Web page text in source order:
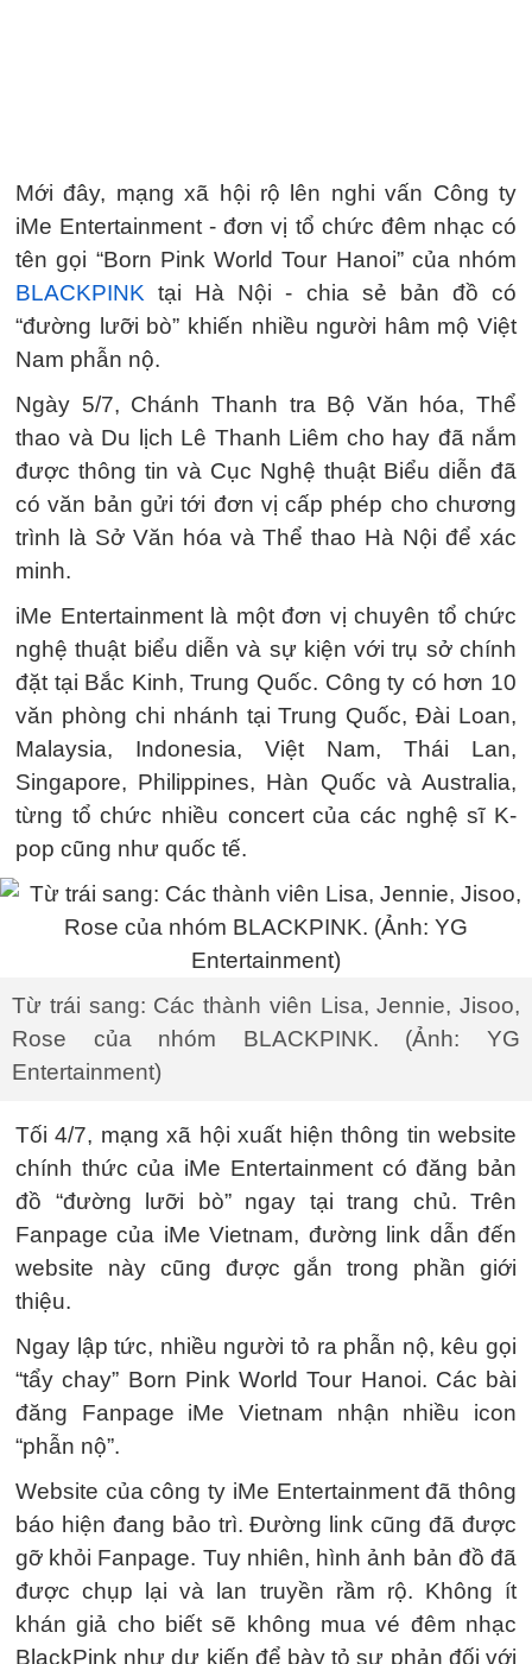
Mới đây, mạng xã hội rộ lên nghi vấn Công ty
iMe Entertainment - đơn vị tổ chức đêm nhạc có
tên gọi “Born Pink World Tour Hanoi” của nhóm
BLACKPINK tại Hà Nội - chia sẻ bản đồ có
“đường lưỡi bò” khiến nhiều người hâm mộ Việt
Nam phẫn nộ.
Ngày 5/7, Chánh Thanh tra Bộ Văn hóa, Thể
thao và Du lịch Lê Thanh Liêm cho hay đã nắm
được thông tin và Cục Nghệ thuật Biểu diễn đã
có văn bản gửi tới đơn vị cấp phép cho chương
trình là Sở Văn hóa và Thể thao Hà Nội để xác
minh.
iMe Entertainment là một đơn vị chuyên tổ chức
nghệ thuật biểu diễn và sự kiện với trụ sở chính
đặt tại Bắc Kinh, Trung Quốc. Công ty có hơn 10
văn phòng chi nhánh tại Trung Quốc, Đài Loan,
Malaysia, Indonesia, Việt Nam, Thái Lan,
Singapore, Philippines, Hàn Quốc và Australia,
từng tổ chức nhiều concert của các nghệ sĩ K-
pop cũng như quốc tế.
Từ trái sang: Các thành viên Lisa, Jennie, Jisoo,
Rose của nhóm BLACKPINK. (Ảnh: YG
Entertainment)
Tối 4/7, mạng xã hội xuất hiện thông tin website
chính thức của iMe Entertainment có đăng bản
đồ “đường lưỡi bò” ngay tại trang chủ. Trên
Fanpage của iMe Vietnam, đường link dẫn đến
website này cũng được gắn trong phần giới
thiệu.
Ngay lập tức, nhiều người tỏ ra phẫn nộ, kêu gọi
“tẩy chay” Born Pink World Tour Hanoi. Các bài
đăng Fanpage iMe Vietnam nhận nhiều icon
“phẫn nộ”.
Website của công ty iMe Entertainment đã thông
báo hiện đang bảo trì. Đường link cũng đã được
gỡ khỏi Fanpage. Tuy nhiên, hình ảnh bản đồ đã
được chụp lại và lan truyền rầm rộ. Không ít
khán giả cho biết sẽ không mua vé đêm nhạc
BlackPink như dự kiến để bày tỏ sự phản đối với